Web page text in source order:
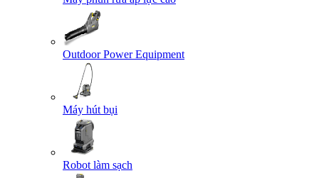
Outdoor Power Equipment
Máy hút bụi
Robot làm sạch